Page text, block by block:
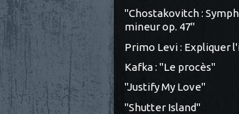
"Chostakovitch :
mineur op. 47"
Primo Levi : Expliquer
Kafka : "Le procès"
"Justify My Love"
"Shutter Island"